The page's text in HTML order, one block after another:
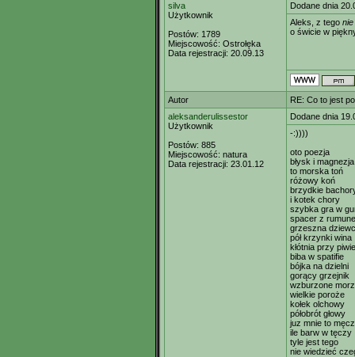
silva
Użytkownik
Postów: 1789
Miejscowość: Ostrołęka
Data rejestracji: 20.09.13
Dodane dnia
Aleks, z tego
o świcie w
Autor
RE: Co to jest
aleksanderulissestor
Użytkownik
Postów: 885
Miejscowość: natura
Data rejestracji: 23.01.12
Dodane dnia
-:))))
oto poezja
błysk i magnezja
to morska toń
różowy koń
brzydkie
i kotek chory
szybka gra w
spacer z
grzeszna
pół krzynki wina
kłótnia przy piwie
biba w spatifie
bójka na dzielni
gorący grzejnik
wzburzone
wielkie poroże
kołek olchowy
półobrót głowy
juz mnie to
ile barw w tęczy
tyle jest tego
nie wiedzieć